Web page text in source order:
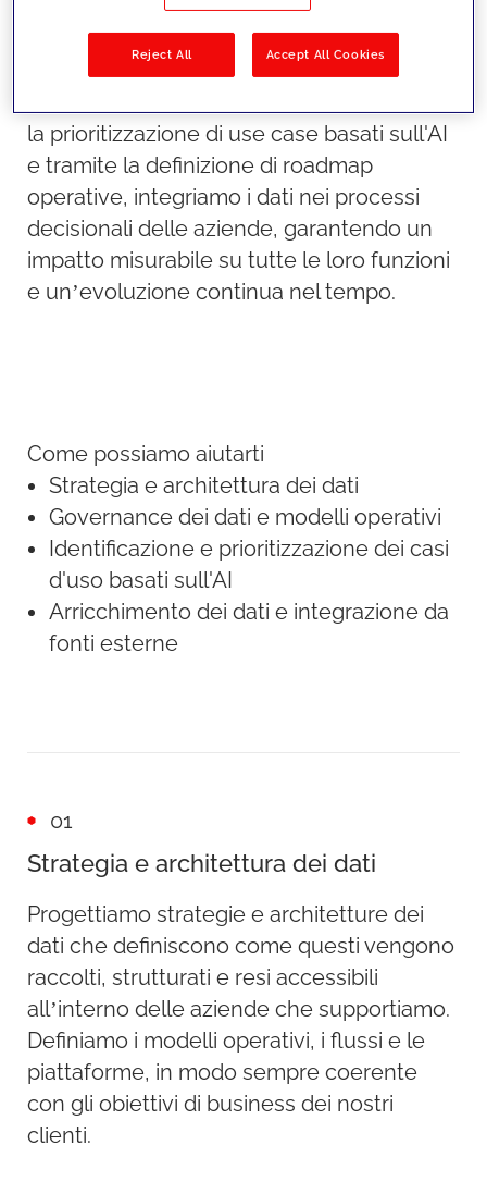
Trasformiamo i dati in asset strategici,
strutturandoli in architetture scalabili e
allineandoli alle priorità di business dei
la prioritizzazione di use case basati sull'AI
e tramite la definizione di roadmap
operative, integriamo i dati nei processi
decisionali delle aziende, garantendo un
impatto misurabile su tutte le loro funzioni
e un’evoluzione continua nel tempo.
Come possiamo aiutarti
Strategia e architettura dei dati
Governance dei dati e modelli operativi
Identificazione e prioritizzazione dei casi
d'uso basati sull'AI
Arricchimento dei dati e integrazione da
fonti esterne
01
Strategia e architettura dei dati
Progettiamo strategie e architetture dei
dati che definiscono come questi vengono
raccolti, strutturati e resi accessibili
all’interno delle aziende che supportiamo.
Definiamo i modelli operativi, i flussi e le
piattaforme, in modo sempre coerente
con gli obiettivi di business dei nostri
clienti.
Reject All Accept All Cookies